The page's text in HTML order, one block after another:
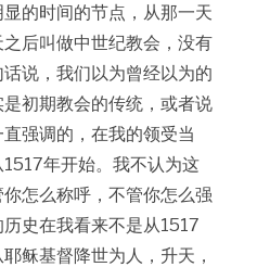
的时间的节点，从那一天
后叫做中世纪教会，没有
说，我们以为曾经以为的
初期教会的传统，或者说
强调的，在我的领受当
年开始。我不认为这
怎么称呼，不管你怎么强
史在我看来不是从1517
稣基督降世为人，升天，